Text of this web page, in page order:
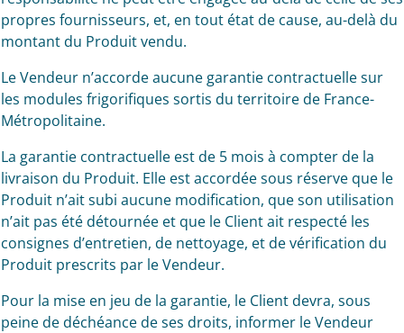
propres fournisseurs, et, en tout état de cause, au-delà du
montant du Produit vendu.
Le Vendeur n’accorde aucune garantie contractuelle sur
les modules frigorifiques sortis du territoire de France-
Métropolitaine.
La garantie contractuelle est de 5 mois à compter de la
livraison du Produit. Elle est accordée sous réserve que le
Produit n’ait subi aucune modification, que son utilisation
n’ait pas été détournée et que le Client ait respecté les
consignes d’entretien, de nettoyage, et de vérification du
Produit prescrits par le Vendeur.
Pour la mise en jeu de la garantie, le Client devra, sous
peine de déchéance de ses droits, informer le Vendeur